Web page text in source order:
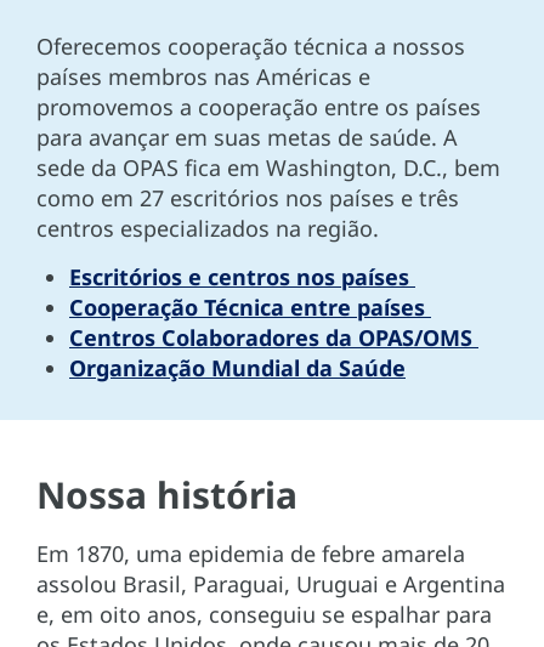
Oferecemos cooperação técnica a nossos
países membros nas Américas e
promovemos a cooperação entre os países
para avançar em suas metas de saúde. A
sede da OPAS fica em Washington, D.C., bem
como em 27 escritórios nos países e três
centros especializados na região.
Escritórios e centros nos países
Cooperação Técnica entre países
Centros Colaboradores da OPAS/OMS
Organização Mundial da Saúde
Nossa história
Em 1870, uma epidemia de febre amarela
assolou Brasil, Paraguai, Uruguai e Argentina
e, em oito anos, conseguiu se espalhar para